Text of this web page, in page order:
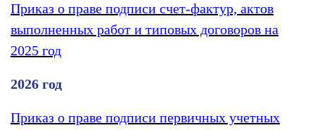
Приказ о праве подписи счет-фактур, актов
выполненных работ и типовых договоров на
2025 год
2026 год
Приказ о праве подписи первичных учетных